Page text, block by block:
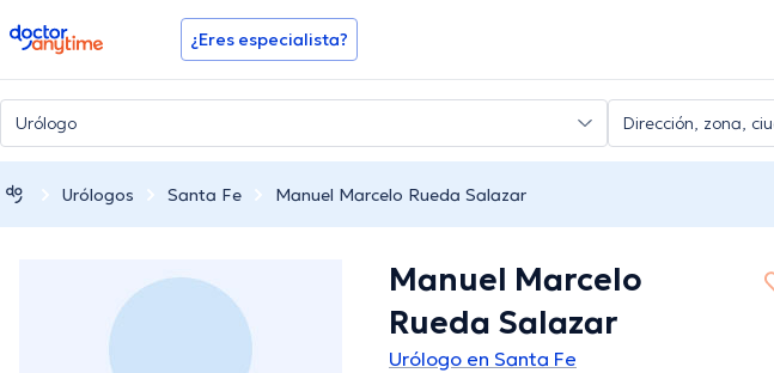
doctoranytime ¿Eres especialista?
Urólogos Santa Fe Manuel Marcelo Rueda Salazar
Manuel Marcelo
Rueda Salazar
Urólogo en Santa Fe